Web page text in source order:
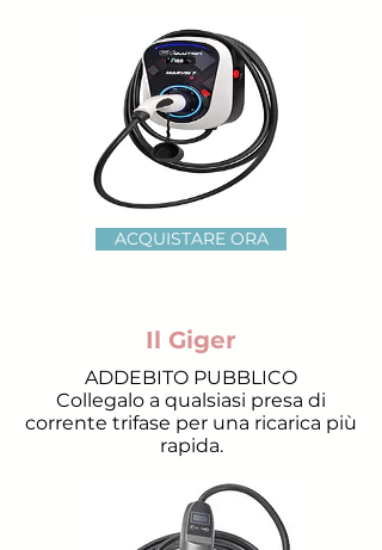
ACQUISTARE ORA
Il Giger
ADDEBITO PUBBLICO
Collegalo a qualsiasi presa di
corrente trifase per una ricarica più
rapida.